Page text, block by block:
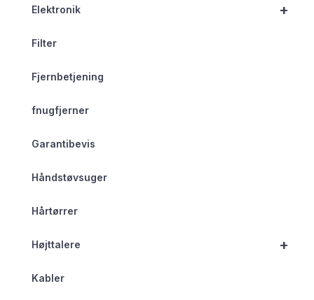
+
Elektronik
Filter
Fjernbetjening
fnugfjerner
Garantibevis
Håndstøvsuger
Hårtørrer
+
Højttalere
Kabler